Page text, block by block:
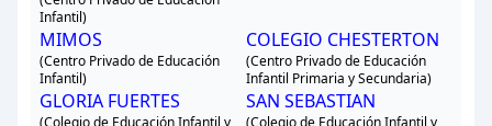
Infantil)
MIMOS
(Centro Privado de Educación
Infantil)
COLEGIO CHESTERTON
(Centro Privado de Educación
Infantil Primaria y Secundaria)
GLORIA FUERTES
(Colegio de Educación Infantil y
SAN SEBASTIAN
(Colegio de Educación Infantil y